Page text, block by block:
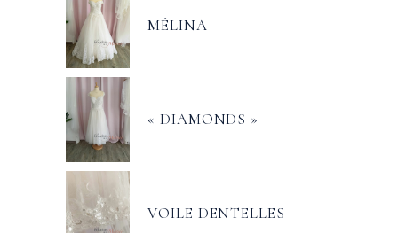
MÉLINA
« DIAMONDS »
VOILE DENTELLES